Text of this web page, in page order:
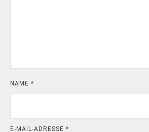
NAME *
E-MAIL-ADRESSE *